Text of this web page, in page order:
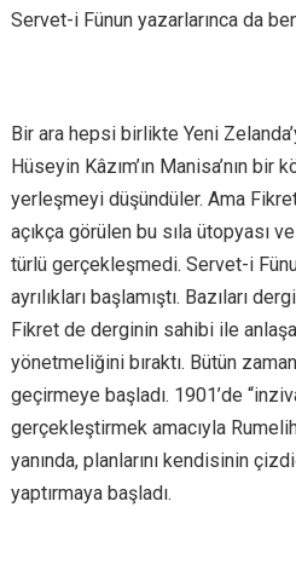
Servet-i Fünun yazarlarınca da
Bir ara hepsi birlikte Yeni
Hüseyin Kâzım’ın Manisa’nın
yerleşmeyi düşündüler. Ama
açıkça görülen bu sıla ütopyası
türlü gerçekleşmedi. Servet-i
ayrılıkları başlamıştı. Bazıları
Fikret de derginin sahibi ile
yönetmeliğini bıraktı. Bütün
geçirmeye başladı. 1901’de
gerçekleştirmek amacıyla
yanında, planlarını kendisinin
yaptırmaya başladı.